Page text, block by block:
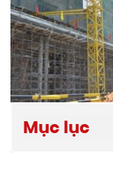
Mục lục